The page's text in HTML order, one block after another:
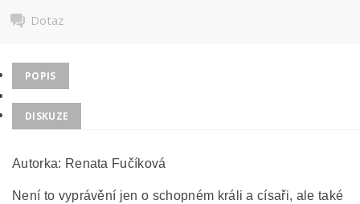
Dotaz
POPIS
DISKUZE
Autorka: Renata Fučíková
Není to vyprávění jen o schopném králi a císaři, ale také